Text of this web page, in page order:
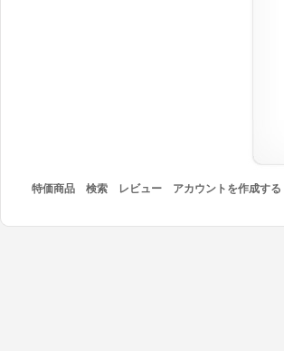
特価商品 検索 レビュー アカウントを作成する